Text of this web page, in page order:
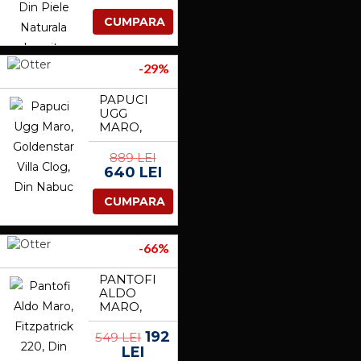
CUMPARA
-29%
PAPUCI
UGG
MARO,
GOLDENSTAR
VILLA
CLOG, DIN
NABUC
889 LEI
640 LEI
CUMPARA
-66%
PANTOFI
ALDO
MARO,
FITZPATRICK
220, DIN
PIELE
549 LEI192
LEI